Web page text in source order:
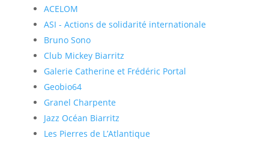
ACELOM
ASI - Actions de solidarité internationale
Bruno Sono
Club Mickey Biarritz
Galerie Catherine et Frédéric Portal
Geobio64
Granel Charpente
Jazz Océan Biarritz
Les Pierres de L’Atlantique